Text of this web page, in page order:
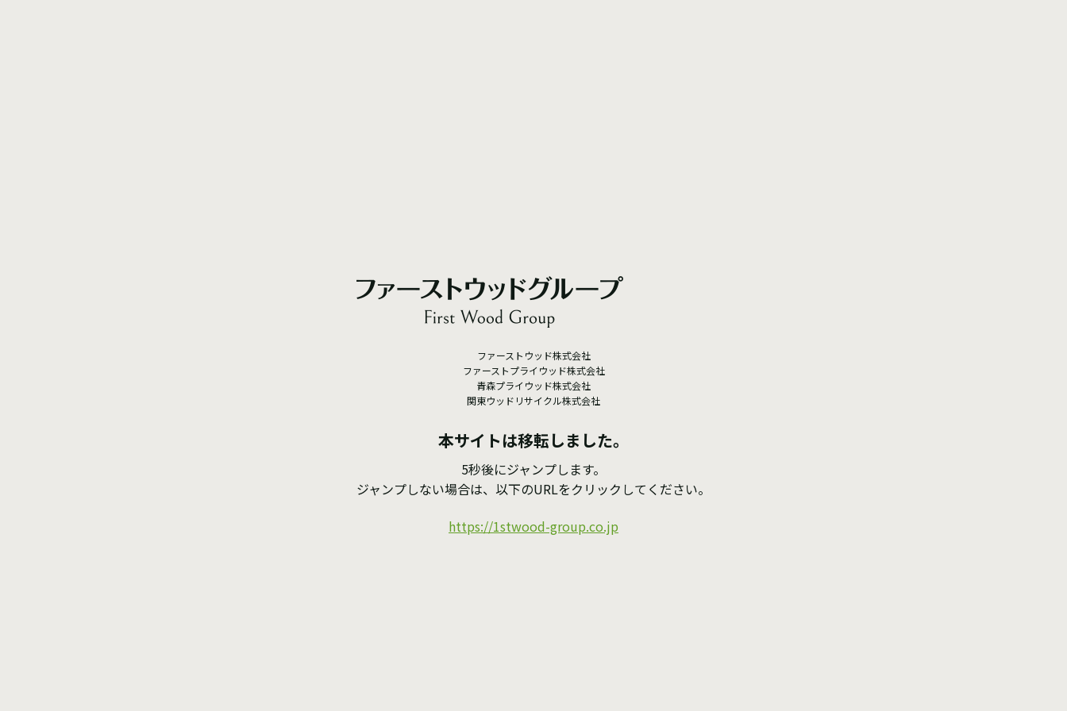
ファーストウッド株式会社
ファーストプライウッド株式会社
青森プライウッド株式会社
関東ウッドリサイクル株式会社
本サイトは移転しました。
5秒後にジャンプします。
ジャンプしない場合は、以下のURLをクリックしてください。
https://1stwood-group.co.jp